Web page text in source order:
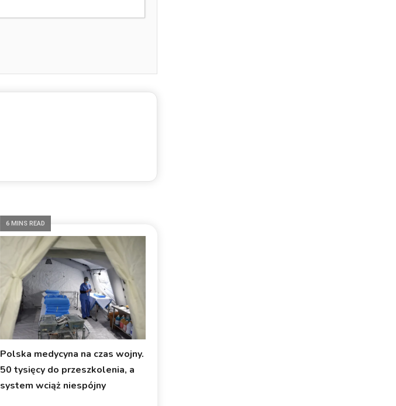
6 MINS READ
Polska medycyna na czas wojny.
50 tysięcy do przeszkolenia, a
system wciąż niespójny